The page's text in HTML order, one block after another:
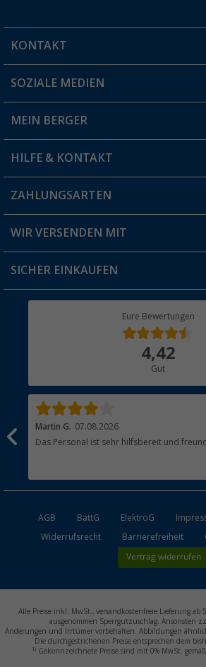
KONTAKT
Du hast eine Frage?
Filiale finden
SOZIALE MEDIEN
MEIN BERGER
Vorteilskarte
Blog
Jobs & Karriere
HILFE & KONTAKT
FAQ & Kontakt
Versandinformationen
Rücksendung
ZAHLUNGSARTEN
WIR VERSENDEN MIT
SICHER EINKAUFEN
Eure Bewertungen
4,42
Gut
Martin G. 07.08.2026
Das Personal ist sehr hilfsbereit und
AGB BattG ElektroG
Widerrufsrecht
Barrierefreiheit
Vertrag widerrufen
Alle Preise inkl. MwSt., versandkostenfreie Lieferung
ausgenommen Sperrgutzuschlag. Ansonsten
Änderungen und Irrtümer vorbehalten. Abbildungen
Die durchgestrichenen Preise entsprechen dem
1) Gekennzeichnete Preise sind mit 0% MwSt. gemäß